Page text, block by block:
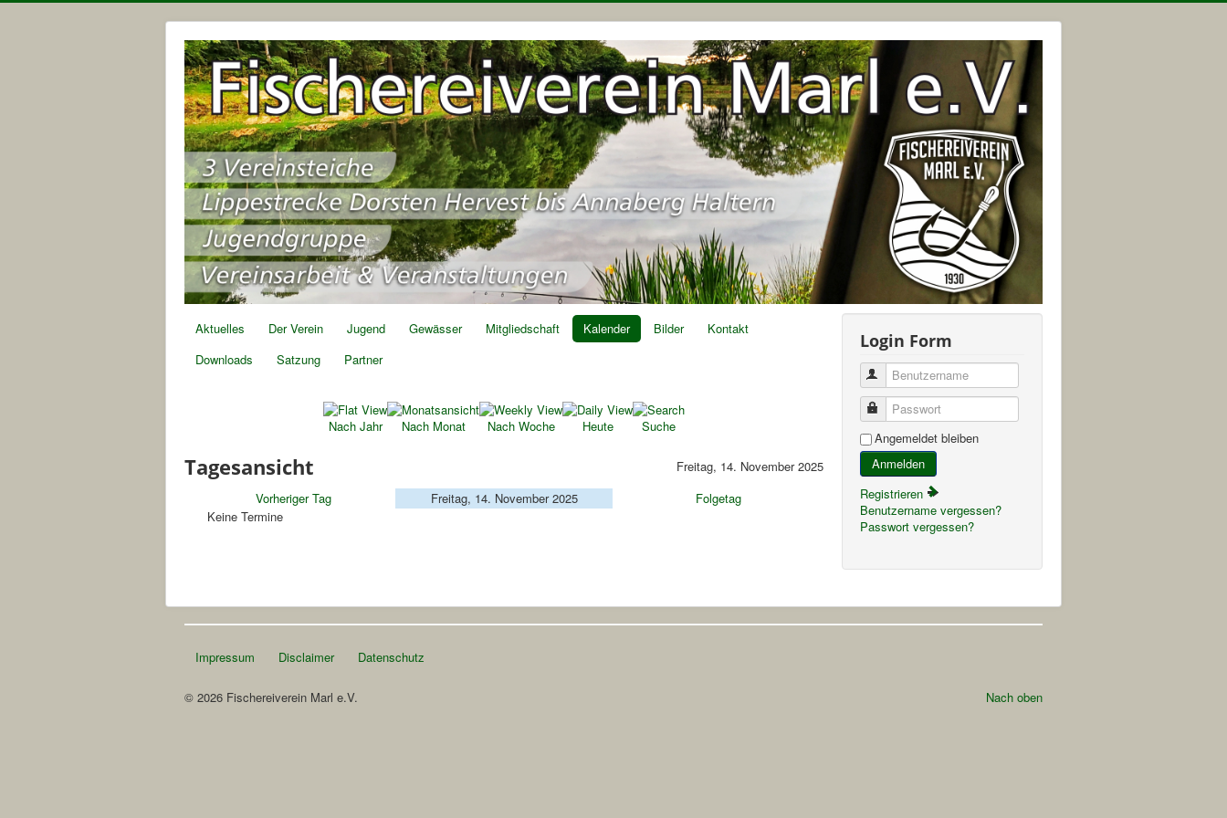
Aktuelles Der Verein Jugend Gewässer Mitgliedschaft Kalender Bilder
Kontakt
Downloads
Satzung Partner
Nach Jahr Nach Monat Nach Woche Heute Suche
Tagesansicht
Freitag, 14. November 2025
Vorheriger Tag
Freitag, 14. November 2025
Folgetag
Keine Termine
Login Form
Benutzername
Passwort
Angemeldet bleiben
Anmelden
Registrieren
Benutzername vergessen?
Passwort vergessen?
Impressum Disclaimer Datenschutz
Nach oben
© 2026 Fischereiverein Marl e.V.